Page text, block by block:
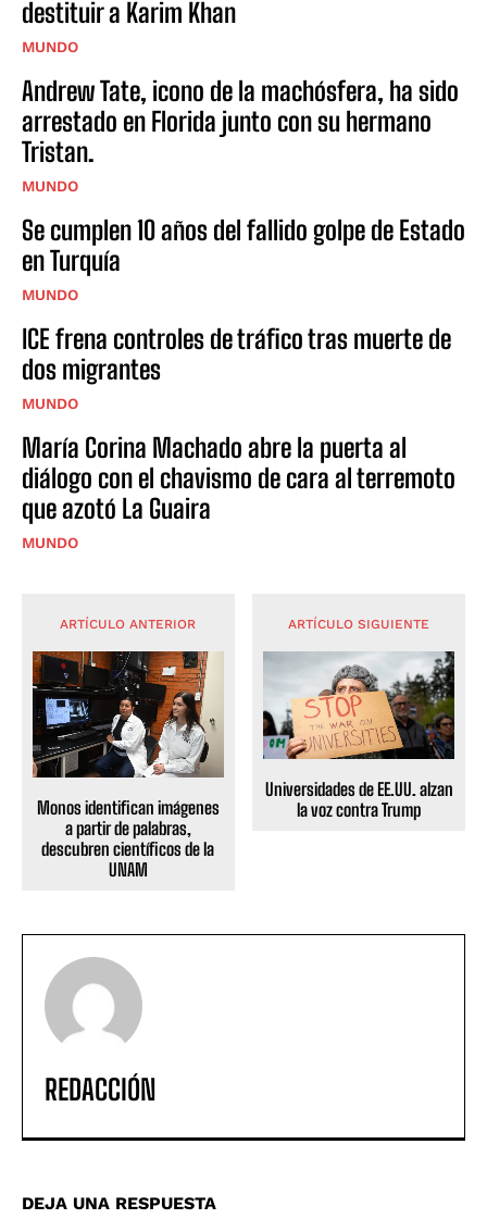
destituir a Karim Khan
MUNDO
Andrew Tate, icono de la machósfera, ha sido
arrestado en Florida junto con su hermano
Tristan.
MUNDO
Se cumplen 10 años del fallido golpe de Estado
en Turquía
MUNDO
ICE frena controles de tráfico tras muerte de
dos migrantes
MUNDO
María Corina Machado abre la puerta al
diálogo con el chavismo de cara al terremoto
que azotó La Guaira
MUNDO
ARTÍCULO ANTERIOR
Monos identifican imágenes
a partir de palabras,
descubren científicos de la
UNAM
ARTÍCULO SIGUIENTE
Universidades de EE.UU. alzan
la voz contra Trump
REDACCIÓN
DEJA UNA RESPUESTA